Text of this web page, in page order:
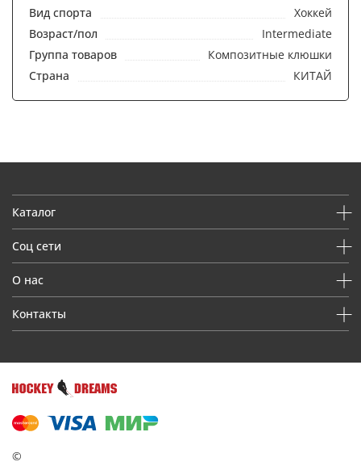
Вид спорта
Хоккей
Возраст/пол
Intermediate
Группа товаров
Композитные клюшки
Страна
КИТАЙ
Каталог
Соц сети
О нас
Контакты
©